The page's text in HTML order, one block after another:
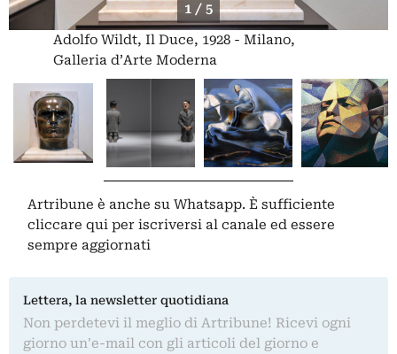
1 / 5
Adolfo Wildt, Il Duce, 1928 - Milano,
Galleria d’Arte Moderna
Artribune è anche su Whatsapp. È sufficiente
cliccare qui per iscriversi al canale ed essere
sempre aggiornati
Lettera, la newsletter quotidiana
Non perdetevi il meglio di Artribune! Ricevi ogni
giorno un'e-mail con gli articoli del giorno e